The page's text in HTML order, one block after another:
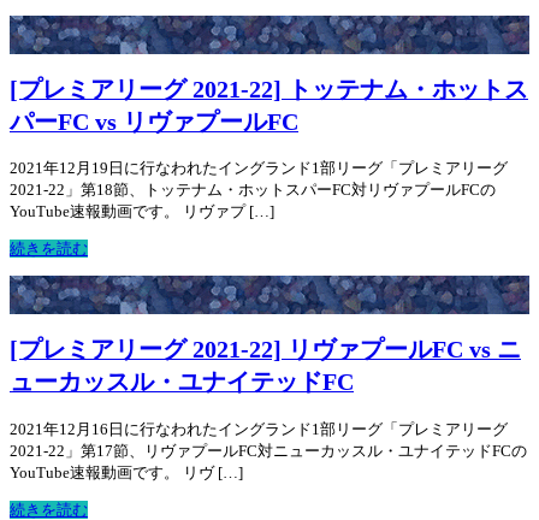
[プレミアリーグ 2021-22] トッテナム・ホットス
パーFC vs リヴァプールFC
2021年12月19日に行なわれたイングランド1部リーグ「プレミアリーグ
2021-22」第18節、トッテナム・ホットスパーFC対リヴァプールFCの
YouTube速報動画です。 リヴァプ […]
続きを読む
[プレミアリーグ 2021-22] リヴァプールFC vs ニ
ューカッスル・ユナイテッドFC
2021年12月16日に行なわれたイングランド1部リーグ「プレミアリーグ
2021-22」第17節、リヴァプールFC対ニューカッスル・ユナイテッドFCの
YouTube速報動画です。 リヴ […]
続きを読む